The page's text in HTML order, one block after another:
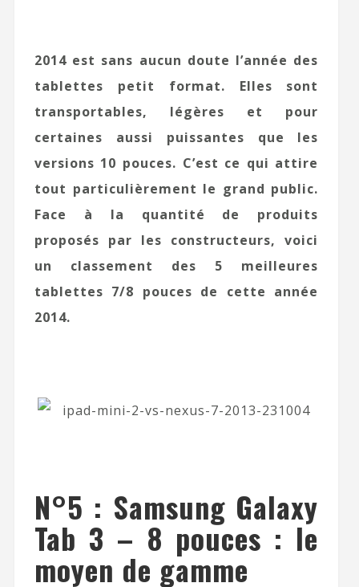
2014 est sans aucun doute l’année des
tablettes petit format. Elles sont
transportables, légères et pour
certaines aussi puissantes que les
versions 10 pouces. C’est ce qui attire
tout particulièrement le grand public.
Face à la quantité de produits
proposés par les constructeurs, voici
un classement des 5 meilleures
tablettes 7/8 pouces de cette année
2014.
N°5 : Samsung Galaxy
Tab 3 – 8 pouces : le
moyen de gamme